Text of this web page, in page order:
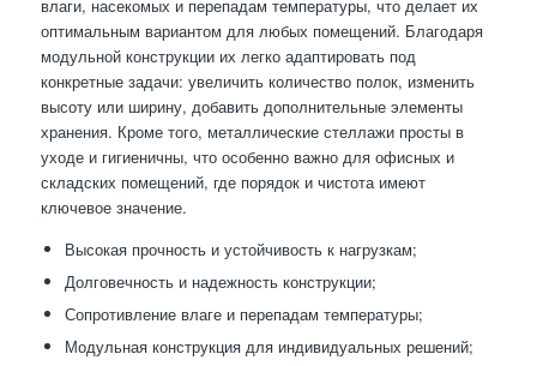
влаги, насекомых и перепадам температуры, что делает их
оптимальным вариантом для любых помещений. Благодаря
модульной конструкции их легко адаптировать под
конкретные задачи: увеличить количество полок, изменить
высоту или ширину, добавить дополнительные элементы
хранения. Кроме того, металлические стеллажи просты в
уходе и гигиеничны, что особенно важно для офисных и
складских помещений, где порядок и чистота имеют
ключевое значение.
Высокая прочность и устойчивость к нагрузкам;
Долговечность и надежность конструкции;
Сопротивление влаге и перепадам температуры;
Модульная конструкция для индивидуальных решений;